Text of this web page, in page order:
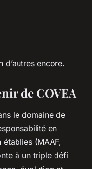
d’autres encore.
de COVEA
le domaine de
en
(MAAF,
à un triple défi